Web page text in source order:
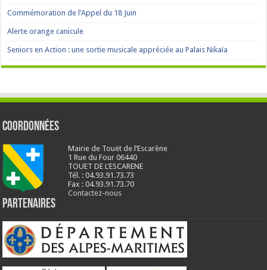
Commémoration de l’Appel du 18 Juin
Alerte orange canicule
Seniors en Action : une sortie musicale appréciée au Palais Nikaïa
Coordonnées
Mairie de Touët de l’Escarène
1 Rue du Four 06440
TOUET DE L’ESCARENE
Tél. : 04.93.91.73.73
Fax : 04.93.91.73.70
Contactez-nous
Partenaires